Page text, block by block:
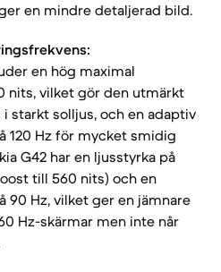
en mindre detaljerad bild.
en hög maximal
nits, vilket gör den utmärkt
starkt solljus, och en adaptiv
120 Hz för mycket smidig
G42 har en ljusstyrka på
till 560 nits) och en
90 Hz, vilket ger en jämnare
Hz-skärmar men inte når